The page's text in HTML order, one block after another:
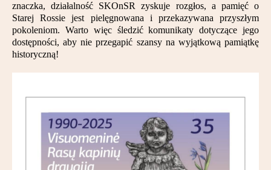
znaczka, działalność SKOnSR zyskuje rozgłos, a pamięć o
Starej Rossie jest pielęgnowana i przekazywana przyszłym
pokoleniom. Warto więc śledzić komunikaty dotyczące jego
dostępności, aby nie przegapić szansy na wyjątkową pamiątkę
historyczną!